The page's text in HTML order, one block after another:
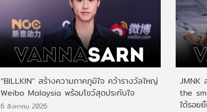
“BILLKIN” สร้างความภาคภูมิใจ คว้ารางวัลใหญ่
Weibo Malaysia พร้อมโชว์สุดประทับใจ
6 สิงหาคม 2026
JMNK
the
ใต้รอย